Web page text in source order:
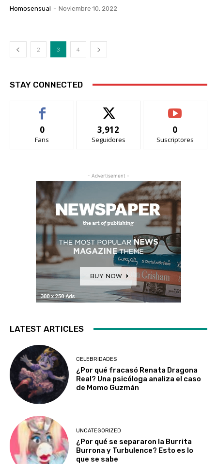
Homosensual - Noviembre 10, 2022
2 3 4
STAY CONNECTED
0
Fans
3,912
Seguidores
0
Suscriptores
- Advertisement -
LATEST ARTICLES
CELEBRIDADES
¿Por qué fracasó Renata Dragona
Real? Una psicóloga analiza el caso
de Momo Guzmán
UNCATEGORIZED
¿Por qué se separaron la Burrita
Burrona y Turbulence? Esto es lo
que se sabe